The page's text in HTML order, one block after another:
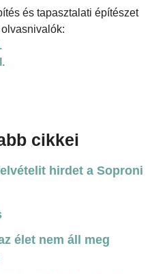
és tapasztalati építészet
cikkei
hirdet a Soproni
élet nem áll meg